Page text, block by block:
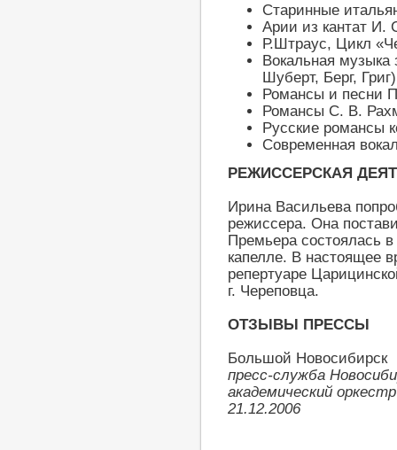
Старинные
Арии из кантат И.
Р.Штраус, Цикл
Вокальная
Шуберт, Берг, Григ)
Романсы и песни
Романсы С. В.
Русские романсы
Современная
РЕЖИССЕРСКАЯ
Ирина Васильева
режиссера. Она
Премьера состоялась
капелле. В настоящее
репертуаре
г. Череповца.
ОТЗЫВЫ ПРЕССЫ
Большой Новосибирск
пресс-служба
академический
21.12.2006